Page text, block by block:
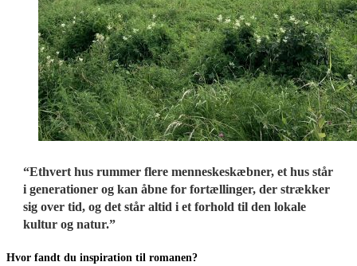
“Ethvert hus rummer flere menneskeskæbner, et hus står
i generationer og kan åbne for fortællinger, der strækker
sig over tid, og det står altid i et forhold til den lokale
kultur og natur.”
Hvor fandt du inspiration til romanen?